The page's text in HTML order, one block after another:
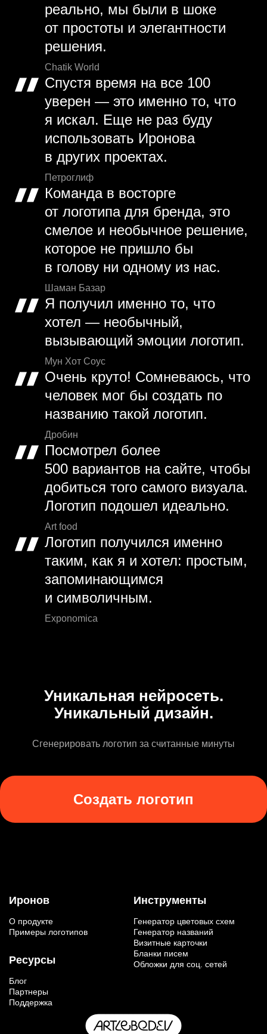
реально, мы были в шоке
от простоты и элегантности
решения.
Chatik World
Спустя время на все 100
уверен — это именно то, что
я искал. Еще не раз буду
использовать Иронова
в других проектах.
Петроглиф
Команда в восторге
от логотипа для бренда, это
смелое и необычное решение,
которое не пришло бы
в голову ни одному из нас.
Шаман Базар
Я получил именно то, что
хотел — необычный,
вызывающий эмоции логотип.
Мун Хот Соус
Очень круто! Сомневаюсь, что
человек мог бы создать по
названию такой логотип.
Дробин
Посмотрел более
500 вариантов на сайте, чтобы
добиться того самого визуала.
Логотип подошел идеально.
Art food
Логотип получился именно
таким, как я и хотел: простым,
запоминающимся
и символичным.
Exponomica
Уникальная нейросеть.
Уникальный дизайн.
Сгенерировать логотип за считанные минуты
Создать логотип
Иронов
О продукте
Примеры логотипов
Ресурсы
Блог
Партнеры
Поддержка
Инструменты
Генератор цветовых схем
Генератор названий
Визитные карточки
Бланки писем
Обложки для соц. сетей